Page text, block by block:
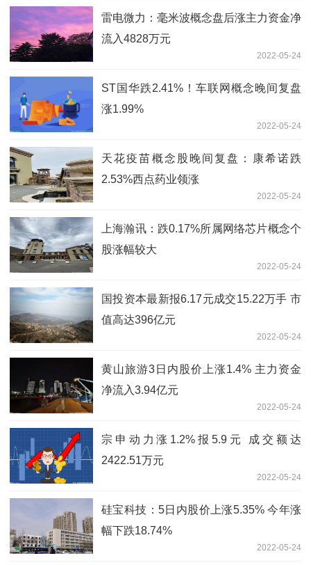
雷电微力：毫米波概念盘后涨主力资金净
流入4828万元
2022-05-24
ST国华跌2.41%！车联网概念晚间复盘
涨1.99%
2022-05-24
天花疫苗概念股晚间复盘：康希诺跌
2.53%西点药业领涨
2022-05-24
上海瀚讯：跌0.17%所属网络芯片概念个
股涨幅较大
2022-05-24
国投资本最新报6.17元成交15.22万手 市
值高达396亿元
2022-05-24
黄山旅游3日内股价上涨1.4% 主力资金
净流入3.94亿元
2022-05-24
宗申动力涨1.2%报5.9元 成交额达
2422.51万元
2022-05-24
硅宝科技：5日内股价上涨5.35% 今年涨
幅下跌18.74%
2022-05-24